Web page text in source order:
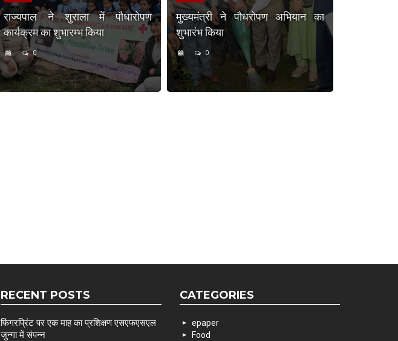
राज्यपाल ने शुराला में पौधारोपण
कार्यक्रम का शुभारम्भ किया
0
मुख्यमंत्री ने पौधरोपण अभियान का
शुभारंभ किया
0
RECENT POSTS
फिंगरप्रिंट पर एक माह का प्रशिक्षण एसएफएसएल
जुन्गा में संपन्न
CATEGORIES
epaper
Food